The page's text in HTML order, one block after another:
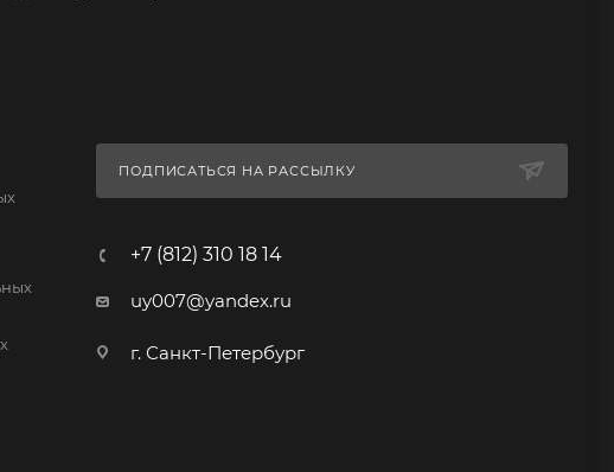
ПОДПИСАТЬСЯ НА РАССЫЛКУ
+7 (812) 310 18 14
uy007@yandex.ru
г. Санкт-Петербург